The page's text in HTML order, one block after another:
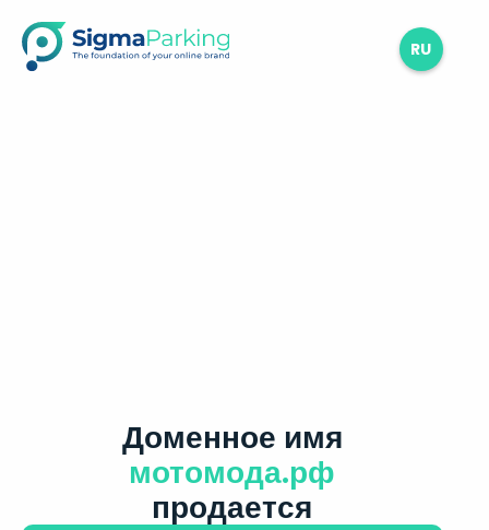
RU
Доменное имя
мотомода.рф
продается